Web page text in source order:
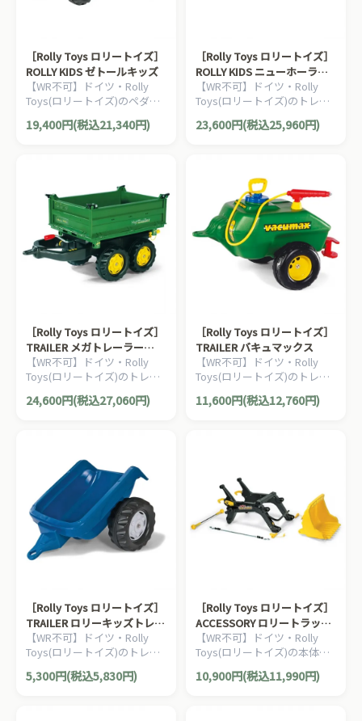
［Rolly Toys ロリートイズ］
ROLLY KIDS ゼトールキッズ
【WR不可】ドイツ・Rolly
Toys(ロリートイズ)のペダル
式の働く車の乗用玩具です。
2歳半からおたのしみいただ
19,400円(税込21,340円)
［Rolly Toys ロリートイズ］
ROLLY KIDS ニューホーラン
ドキッズ
【WR不可】ドイツ・Rolly
Toys(ロリートイズ)のトレー
ラー付きの働く車のペダル式
乗用玩具です。2歳半からお
23,600円(税込25,960円)
［Rolly Toys ロリートイズ］
TRAILER メガトレーラー
Green
【WR不可】ドイツ・Rolly
Toys(ロリートイズ)のトレー
ラーシリーズ。 うしろにつな
げて、本体に牽引させること
24,600円(税込27,060円)
［Rolly Toys ロリートイズ］
TRAILER バキュマックス
【WR不可】ドイツ・Rolly
Toys(ロリートイズ)のトレー
ラーシリーズ。 バキュマック
スは、水を入れて実際に放水
11,600円(税込12,760円)
［Rolly Toys ロリートイズ］
TRAILER ロリーキッズトレー
ラー Blue
【WR不可】ドイツ・Rolly
Toys(ロリートイズ)のトレー
ラーシリーズ。 うしろにつな
げて、本体に牽引させること
5,300円(税込5,830円)
［Rolly Toys ロリートイズ］
ACCESSORY ロリートラック
ローダー
【WR不可】ドイツ・Rolly
Toys(ロリートイズ)の本体に
取付け可能なアクセサリーで
す。大型タイプに取り付け可
10,900円(税込11,990円)